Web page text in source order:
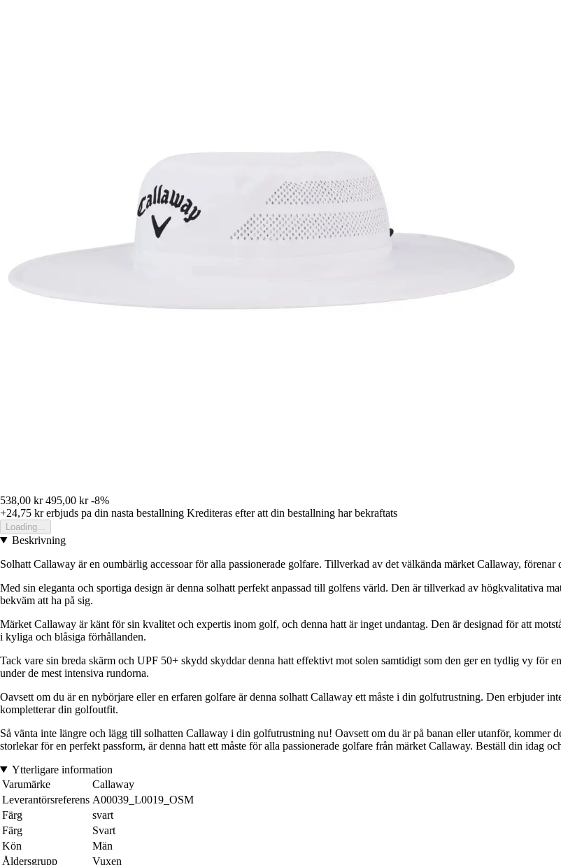
538,00 kr 495,00 kr -8%
+24,75 krerbjuds pa din nasta bestallning Krediteras efter att din bestallning har bekraftats
Loading...
Beskrivning
Solhatt Callaway är en oumbärlig accessoar för alla passionerade golfare. Tillverkad av det välkända märket Callaway,
Med sin eleganta och sportiga design är denna solhatt perfekt anpassad till golfens värld. Den är tillverkad av högkvalitativa
bekväm att ha på sig.
Märket Callaway är känt för sin kvalitet och expertis inom golf, och denna hatt är inget undantag. Den är designad för att
i kyliga och blåsiga förhållanden.
Tack vare sin breda skärm och UPF 50+ skydd skyddar denna hatt effektivt mot solen samtidigt som den ger en tydlig vy för
under de mest intensiva rundorna.
Oavsett om du är en nybörjare eller en erfaren golfare är denna solhatt Callaway ett måste i din golfutrustning. Den erbjuder
kompletterar din golfoutfit.
Så vänta inte längre och lägg till solhatten Callaway i din golfutrustning nu! Oavsett om du är på banan eller utanför, kommer
storlekar för en perfekt passform, är denna hatt ett måste för alla passionerade golfare från märket Callaway. Beställ din idag
Ytterligare information
Varumärke
Callaway
Leverantörsreferens A00039_L0019_OSM
Färg
svart
Färg
Svart
Kön
Män
Åldersgrupp
Vuxen